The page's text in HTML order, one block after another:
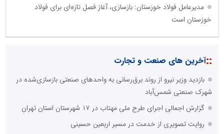
مدیرعامل فولاد خوزستان: بازسازی، آغاز فصل تازه‌ای برای فولاد
خوزستان است
::آخرین های صنعت و تجارت
بازدید وزیر نیرو از روند برق‌رسانی به واحدهای صنعتی بازسازی‌شده در
شهرک صنعتی شمس‌آباد
گزارش اجمالی اجرای طرح ملی مهتاب در ۱۷ شهرستان استان تهران
روایت تصویری از خدمت در مسیر اربعین حسینی